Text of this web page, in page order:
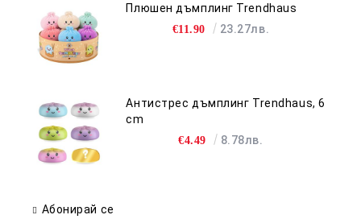
Плюшен дъмплинг Trendhaus
€11.90 23.27лв.
Антистрес дъмплинг Trendhaus, 6
cm
€4.49 8.78лв.
Абонирай се